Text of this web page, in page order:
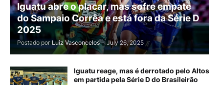
Iguatu abre o placar, mas sofre empate
do Sampaio Corrêa e está fora da Série D
2025
Postado por Luiz Vasconcelos - July 26, 2025
Iguatu reage, mas é derrotado pelo Altos
em partida pela Série D do Brasileirão